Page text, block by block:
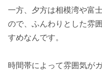
一方、夕方は相模湾や富
ので、ふんわりとした雰
すめなんです。
時間帯によって雰囲気が